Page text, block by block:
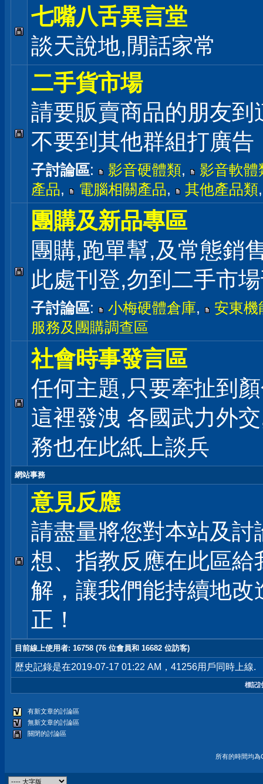
七嘴八舌異言堂
談天說地,閒話家常
二手貨市場
請要販賣商品的朋友到
不要到其他群組打廣告
子討論區: 影音硬體類,
影音軟體
產品, 電腦相關產品, 其他產品類
團購及新品專區
團購,跑單幫,及常態銷
此處刊登,勿到二手市
子討論區: 小梅硬體倉庫,
安東機
服務及團購調查區
社會時事發言區
任何主題,只要牽扯到
這裡發洩 各國武力外
務也在此紙上談兵
網站事務
意見反應
請盡量將您對本站及討
想、指教反應在此區給
解，讓我們能持續地改
正！
目前線上使用者: 16758 (76 位會員和 16682 位訪客)
歷史記錄是在2019-07-17 01:22 AM，41256用戶同時上線.
標記
有新文章的討論區
無新文章的討論區
關閉的討論區
所有的時間均為